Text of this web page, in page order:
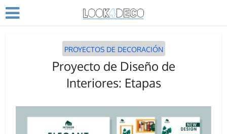
PROYECTOS DE DECORACIÓN
Proyecto de Diseño de
Interiores: Etapas